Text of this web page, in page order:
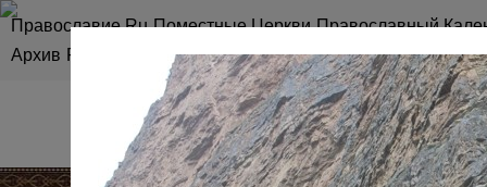
Православие.Ru Поместные Церкви Православный
Архив RSS Карта сайта